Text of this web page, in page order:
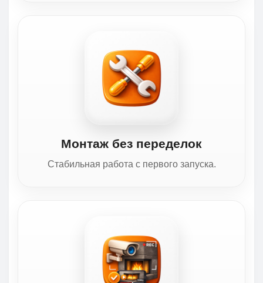
Монтаж без переделок
Стабильная работа с первого запуска.